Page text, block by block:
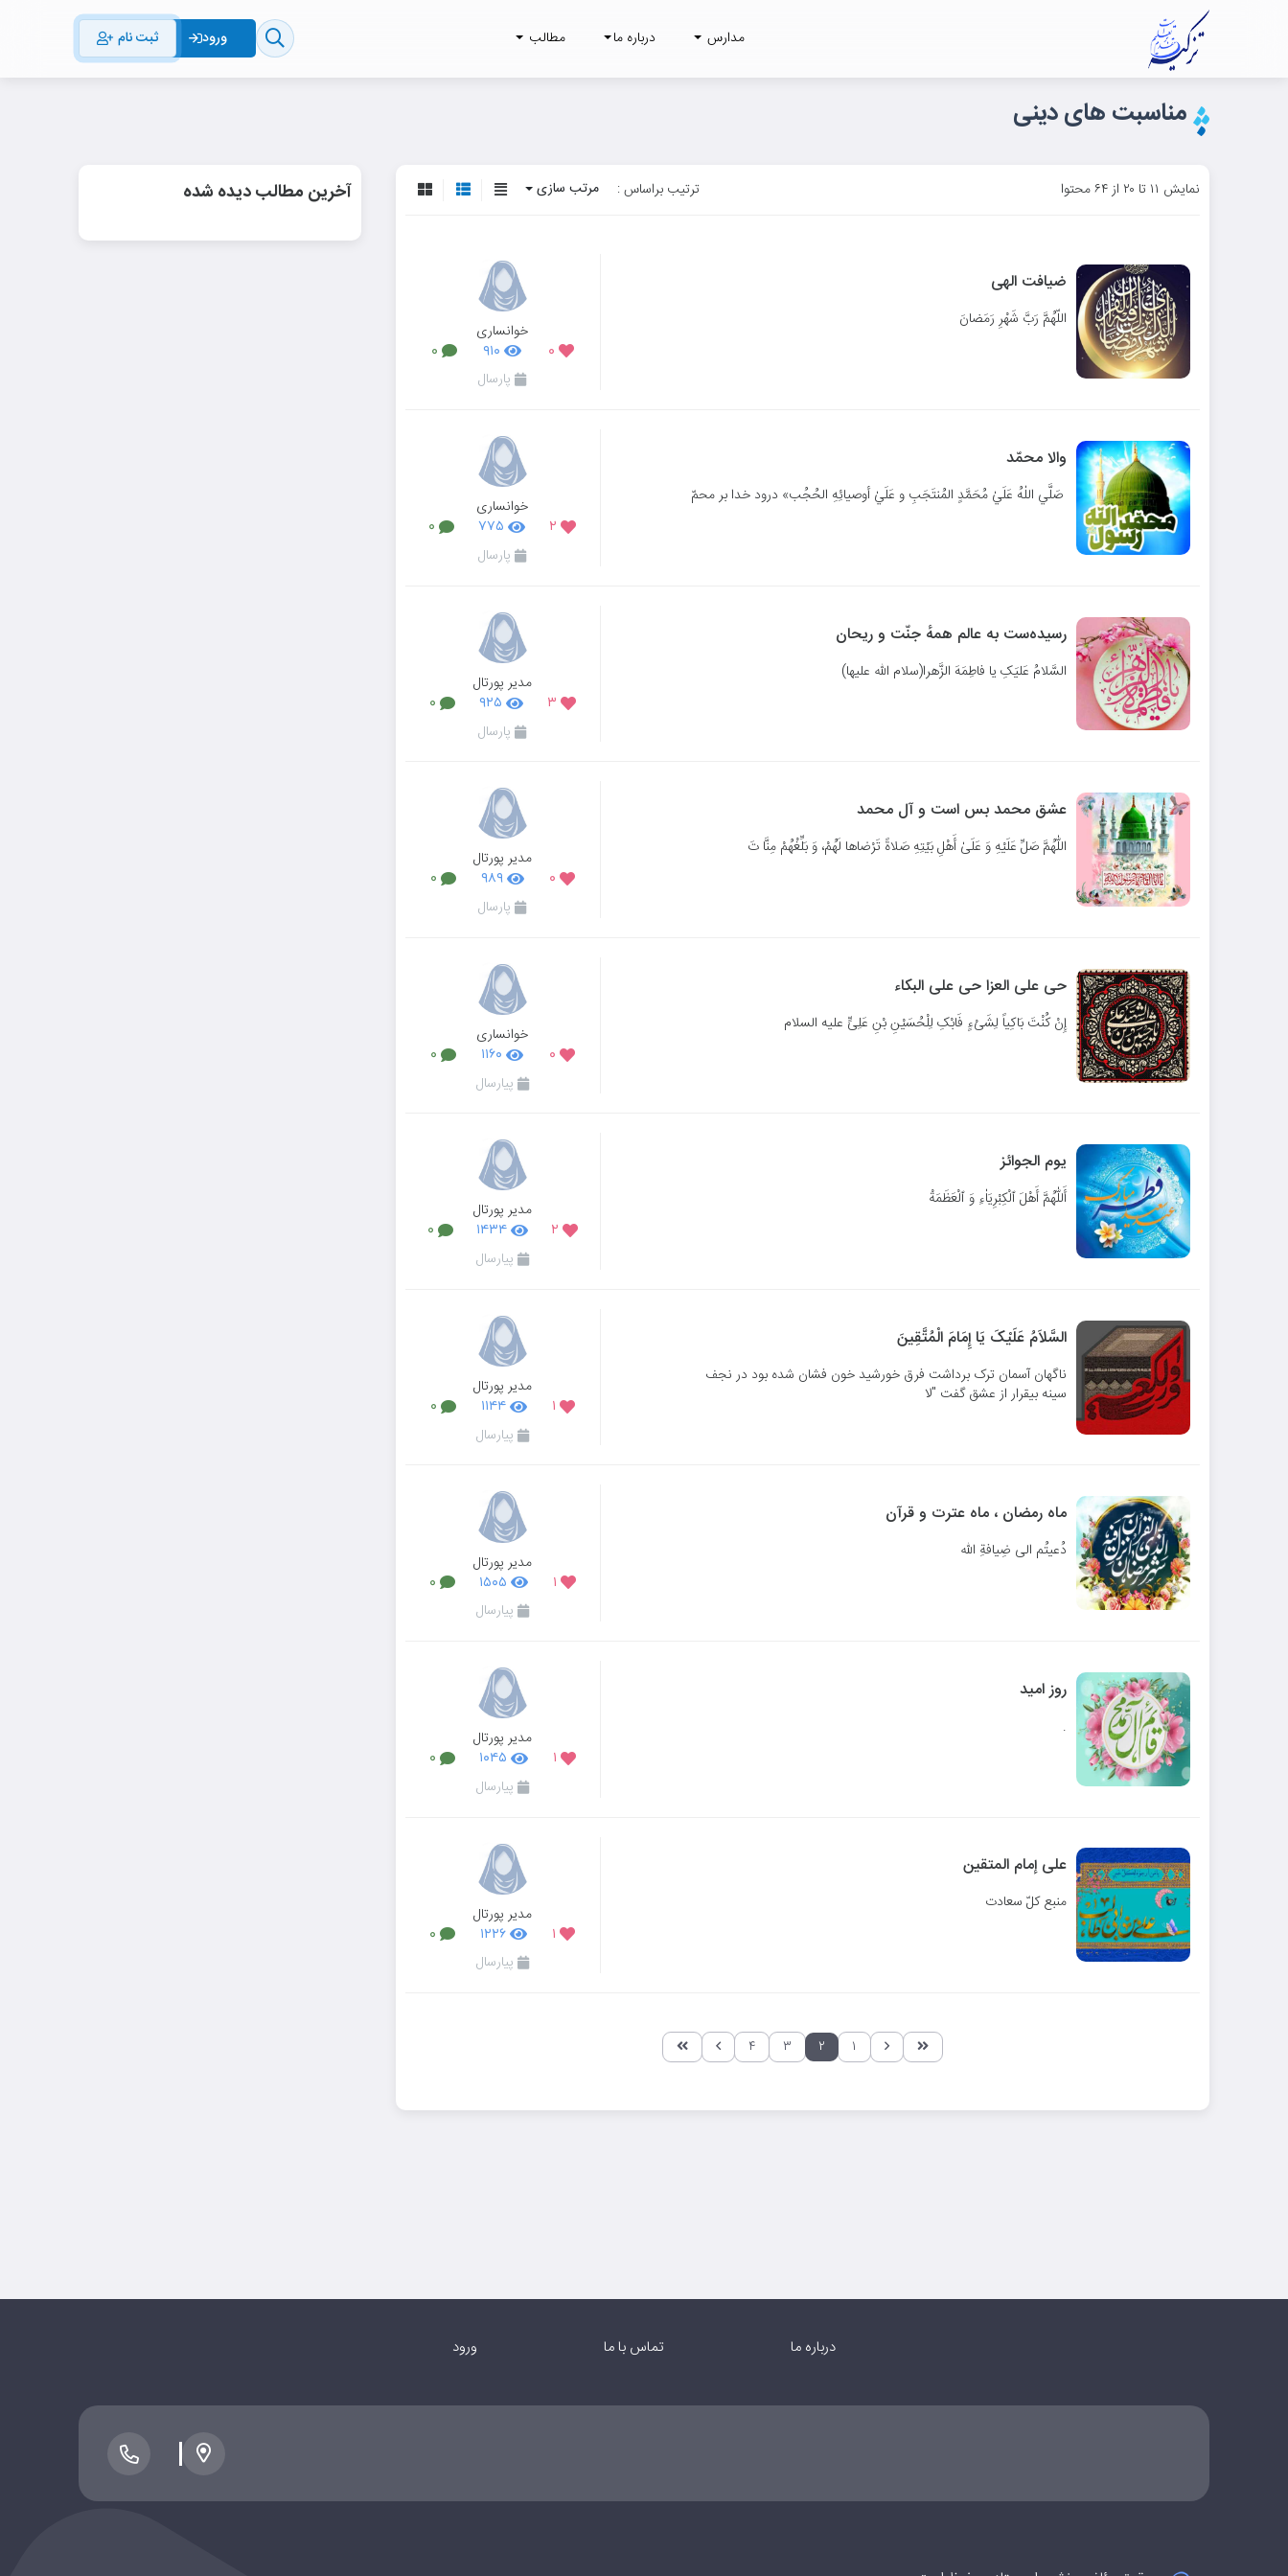
مدارس درباره ما مطالب ورود ثبت نام
مناسبت های دینی
نمایش ۱۱ تا ۲۰ از ۶۴ محتوا ترتیب براساس : مرتب سازی
ضیافت الهی
اللّهُمَّ رَبَّ شَهْرِ رَمَضانَ
خوانساری
۰ ۹۱۰ ۰
پارسال
والا محمّد
صَلَّي اللٰهُ عَلَيٰ مُحَمَّدٍ المُنتَجَبِ و عَلَيٰ أوصيائِهِ الحُجُب» درود خدا بر محمّ
خوانساری
۲ ۷۷۵ ۰
پارسال
رسیده‌ست به عالم همهٔ جنّت و ریحان
السَّلامُ عَلیَکِ یا فاطِمَهَ الزَّهرا(سلام الله علیها)
مدیر پورتال
۳ ۹۲۵ ۰
پارسال
عشق محمد بس است و آل محمد
اللّٰهُمَّ صَلِّ عَلَيْهِ وَ عَلَىٰ أَهْلِ بَيْتِهِ صَلاةً تَرْضاها لَهُمْ، وَ بَلِّغْهُمْ مِنَّا تَ
مدیر پورتال
۰ ۹۸۹ ۰
پارسال
حی علی العزا حی علی البکاء
إِنْ کُنْتَ بَاکِیاً لِشَیْ‏ءٍ فَابْکِ لِلْحُسَیْنِ بْنِ عَلِیٍّ علیه السلام
خوانساری
۰ ۱۱۶۰ ۰
پیارسال
یوم الجوائز
أَللّٰهُمَّ أَهْلَ ٱلْکِبْرِیَاٰءِ وَ ٱلْعَظَمَةْ
مدیر پورتال
۲ ۱۴۳۴ ۰
پیارسال
السَّلاَمُ عَلَیْکَ یَا إِمَامَ الْمُتَّقِینَ‏
ناگهان آسمان ترک برداشت فرق خورشید خون فشان شده بود در نجف
سینه بیقرار از عشق گفت "لا
مدیر پورتال
۱ ۱۱۴۴ ۰
پیارسال
ماه رمضان ، ماه عترت و قرآن
دُعیتُم الی ضِیافةِ الله
مدیر پورتال
۱ ۱۵۰۵ ۰
پیارسال
روز امید
.
مدیر پورتال
۱ ۱۰۴۵ ۰
پیارسال
علی إمام المتقین
منبع کلّ سعادت
مدیر پورتال
۱ ۱۲۲۶ ۰
پیارسال
۱ ۲ ۳ ۴
آخرین مطالب دیده شده
درباره ما تماس با ما ورود